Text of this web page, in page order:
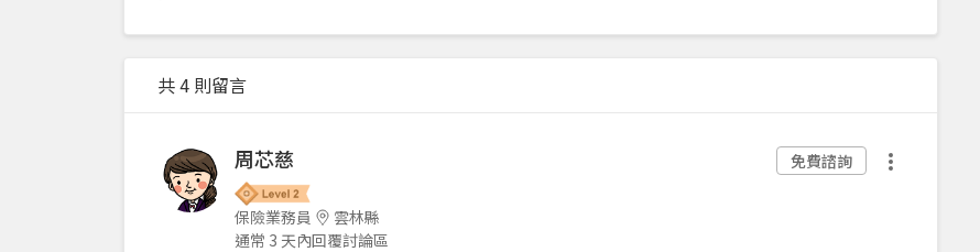
共 4 則留言
周芯慈
保險業務員
雲林縣
通常 3 天內回覆討論區
免費諮詢